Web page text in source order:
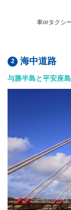
車orタクシ
海中道路
与勝半島と平安座